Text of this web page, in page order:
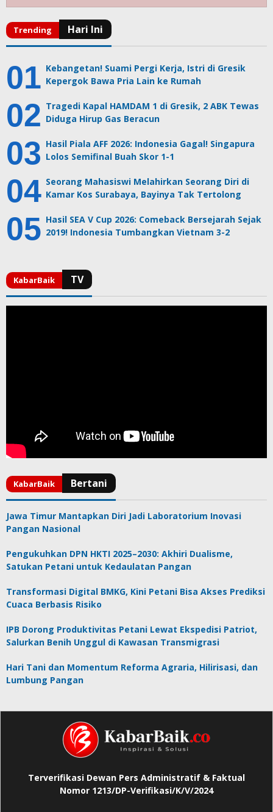
Kebangetan! Suami Pergi Kerja, Istri di Gresik
Kepergok Bawa Pria Lain ke Rumah
Tragedi Kapal HAMDAM 1 di Gresik, 2 ABK Tewas
Diduga Hirup Gas Beracun
Hasil Piala AFF 2026: Indonesia Gagal! Singapura
Lolos Semifinal Buah Skor 1-1
Seorang Mahasiswi Melahirkan Seorang Diri di
Kamar Kos Surabaya, Bayinya Tak Tertolong
Hasil SEA V Cup 2026: Comeback Bersejarah Sejak
2019! Indonesia Tumbangkan Vietnam 3-2
Jawa Timur Mantapkan Diri Jadi Laboratorium Inovasi
Pangan Nasional
Pengukuhkan DPN HKTI 2025–2030: Akhiri Dualisme,
Satukan Petani untuk Kedaulatan Pangan
Transformasi Digital BMKG, Kini Petani Bisa Akses Prediksi
Cuaca Berbasis Risiko
IPB Dorong Produktivitas Petani Lewat Ekspedisi Patriot,
Salurkan Benih Unggul di Kawasan Transmigrasi
Hari Tani dan Momentum Reforma Agraria, Hilirisasi, dan
Lumbung Pangan
Terverifikasi Dewan Pers Administratif & Faktual
Nomor 1213/DP-Verifikasi/K/V/2024